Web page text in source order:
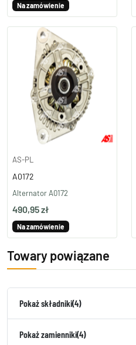
Na zamówienie
AS-PL
A0172
Alternator A0172
490,95 zł
Na zamówienie
Towary powiązane
Pokaż składniki(4)
Pokaż zamienniki(4)